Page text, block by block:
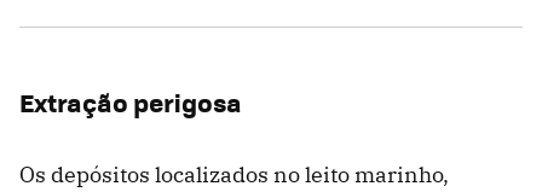
Extração perigosa
Os depósitos localizados no leito marinho,